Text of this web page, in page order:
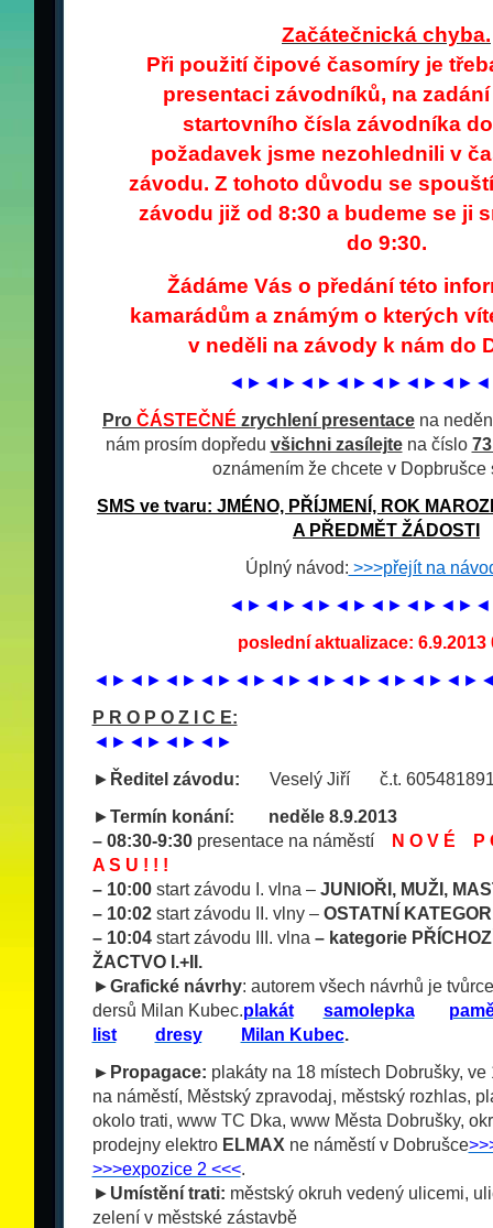
Začátečnická chyba.
Při použití čipové časomíry je
presentaci závodníků, na
startovního čísla závodníka
požadavek jsme nezohlednili v
závodu. Z tohoto důvodu se
závodu již od 8:30 a budeme se ji
do 9:30.
Žádáme Vás o předání této
kamarádům a známým o kterých
v neděli na závody k nám do
Pro ČÁSTEČNÉ zrychlení presentace na
nám prosím dopředu všichni zasílejtena číslo
oznámením že chcete v Dopbrušce
SMS ve tvaru: JMÉNO, PŘÍJMENÍ, ROK
A PŘEDMĚT ŽÁDOSTI
Úplný návod: >>>přejít na
poslední aktualizace: 6.9.2013
P R O P O Z I C E:
◄►◄►◄►◄►
► Ředitel závodu: Veselý Jiří___ č.t.
►Termín konání:
neděle 8.9.2013
– 08:30-9:30presentace na náměstí
N O V É P
A S U ! ! !
– 10:00start závodu I. vlna – JUNIOŘI, MUŽI,
– 10:02start závodu II. vlny – OSTATNÍ
– 10:04start závodu III. vlna – kategorie
ŽACTVO I.+II.
►Grafické návrhy: autorem všech návrhů je
dersů Milan Kubec.plakát___ samolepka___
list___ dresy___ Milan Kubec.
►Propagace: plakáty na 18 místech Dobrušky,
na náměstí, Městský zpravodaj, městský rozhlas,
okolo trati, www TC Dka, www Města Dobrušky,
prodejny elektro ELMAX ne náměstí v Dobrušce
>>>expozice 2 <<<.
► Umístění trati: městský okruh vedený ulicemi,
zelení v městské zástavbě